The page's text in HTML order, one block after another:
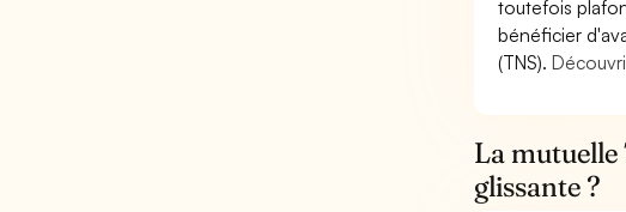
toutefois
bénéficier
(TNS).
La
glissante ?